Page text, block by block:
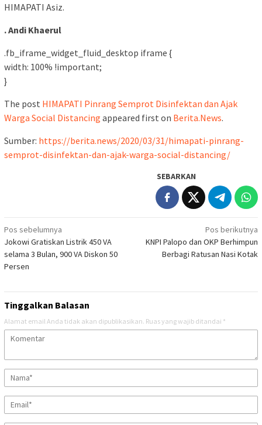
HIMAPATI Asiz.
. Andi Khaerul
.fb_iframe_widget_fluid_desktop iframe {
width: 100% !important;
}
The post HIMAPATI Pinrang Semprot Disinfektan dan Ajak
Warga Social Distancing appeared first on Berita.News.
Sumber: https://berita.news/2020/03/31/himapati-pinrang-
semprot-disinfektan-dan-ajak-warga-social-distancing/
SEBARKAN
Navigasi
pos
Pos sebelumnya
Jokowi Gratiskan Listrik 450 VA
selama 3 Bulan, 900 VA Diskon 50
Persen
Pos berikutnya
KNPI Palopo dan OKP Berhimpun
Berbagi Ratusan Nasi Kotak
Tinggalkan Balasan
Alamat email Anda tidak akan dipublikasikan. Ruas yang wajib ditandai *